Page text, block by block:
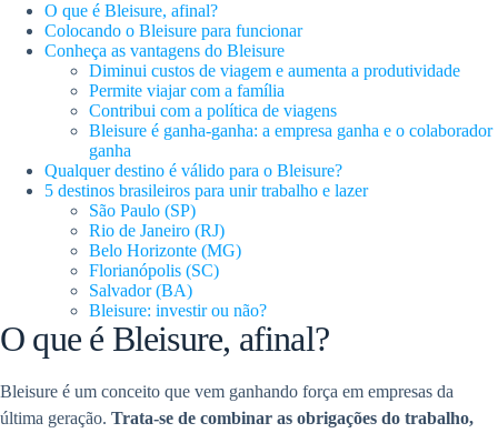
O que é Bleisure, afinal?
Colocando o Bleisure para funcionar
Conheça as vantagens do Bleisure
Diminui custos de viagem e aumenta a produtividade
Permite viajar com a família
Contribui com a política de viagens
Bleisure é ganha-ganha: a empresa ganha e o colaborador
ganha
Qualquer destino é válido para o Bleisure?
5 destinos brasileiros para unir trabalho e lazer
São Paulo (SP)
Rio de Janeiro (RJ)
Belo Horizonte (MG)
Florianópolis (SC)
Salvador (BA)
Bleisure: investir ou não?
O que é Bleisure, afinal?
Bleisure é um conceito que vem ganhando força em empresas da
última geração. Trata-se de combinar as obrigações do trabalho,